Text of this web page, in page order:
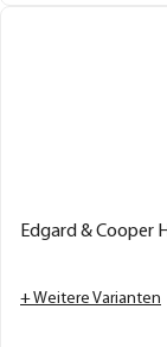
Edgard & Cooper
+ Weitere Varianten